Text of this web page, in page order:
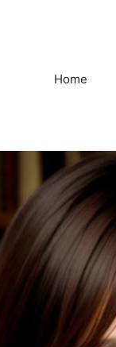
Home